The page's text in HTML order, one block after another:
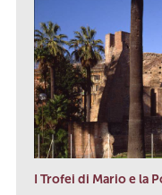
I Trofei di Mario e la